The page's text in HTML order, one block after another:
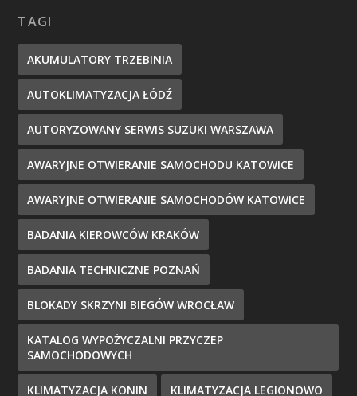
TAGI
AKUMULATORY TRZEBINIA
AUTOKLIMATYZACJA ŁÓDŹ
AUTORYZOWANY SERWIS SUZUKI WARSZAWA
AWARYJNE OTWIERANIE SAMOCHODU KATOWICE
AWARYJNE OTWIERANIE SAMOCHODÓW KATOWICE
BADANIA KIEROWCÓW KRAKÓW
BADANIA TECHNICZNE POZNAŃ
BLOKADY SKRZYNI BIEGÓW WROCŁAW
KATALOG WYPOŻYCZALNI PRZYCZEP
SAMOCHODOWYCH
KLIMATYZACJA KONIN KLIMATYZACJA LEGIONOWO